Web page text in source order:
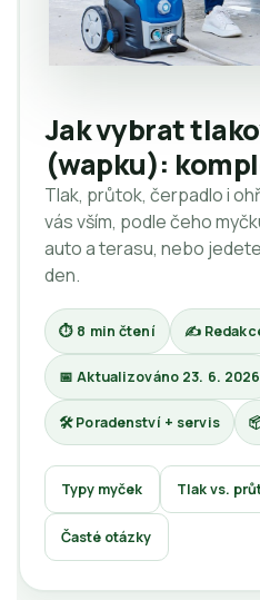
Jak vybrat
(wapku):
Tlak, průtok, čerpadlo i
vás vším, podle čeho
auto a terasu, nebo
den.
⏱ 8 min čtení ✍
📅 Aktualizováno 23. 6. 2026
🛠 Poradenství + servis
Typy myček Tlak vs.
Časté otázky